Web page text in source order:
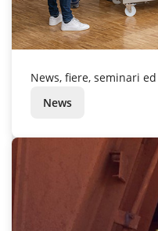
News, fiere, seminari
News